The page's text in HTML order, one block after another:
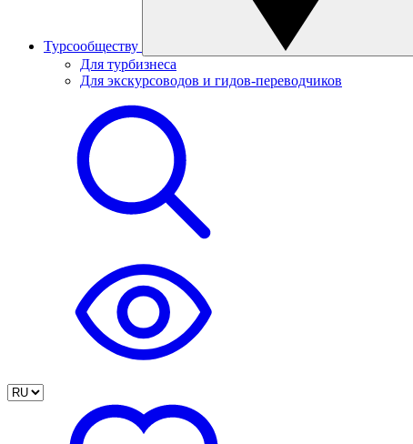
Турсообществу
Для турбизнеса
Для экскурсоводов и гидов-переводчиков